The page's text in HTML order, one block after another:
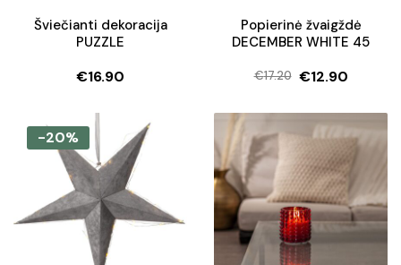
Šviečianti dekoracija
PUZZLE
€16.90
Popierinė žvaigždė
DECEMBER WHITE 45
€17.20
Original
price
was:
€17.20.
€12.90
Current
price
is:
€12.90.
-20%